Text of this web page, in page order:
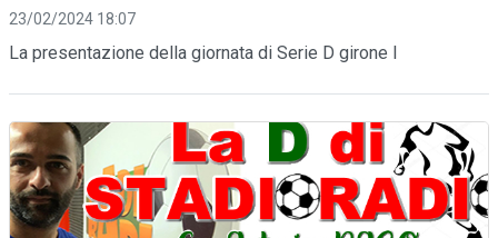
23/02/2024 18:07
La presentazione della giornata di Serie D girone I